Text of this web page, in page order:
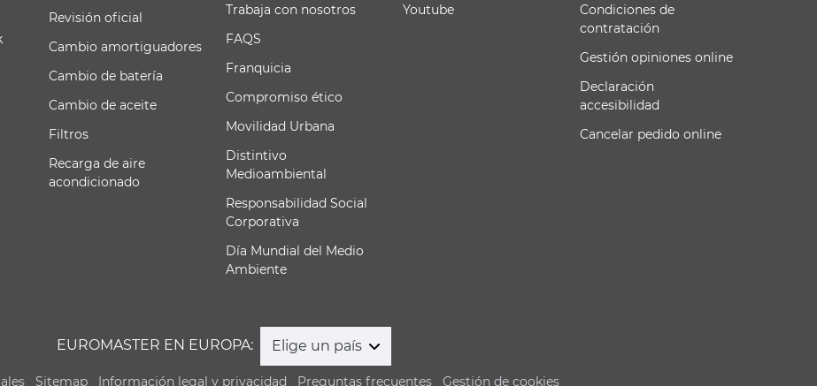
Revisión oficial
Cambio amortiguadores
Cambio de batería
Cambio de aceite
Filtros
Recarga de aire
acondicionado
Trabaja con nosotros
FAQS
Franquicia
Compromiso ético
Movilidad Urbana
Distintivo
Medioambiental
Responsabilidad Social
Corporativa
Día Mundial del Medio
Ambiente
Youtube
Condiciones de
contratación
Gestión opiniones online
Declaración
accesibilidad
Cancelar pedido online
EUROMASTER EN EUROPA: Elige un país
Sitemap Información legal y privacidad Preguntas frecuentes Gestión de cookies